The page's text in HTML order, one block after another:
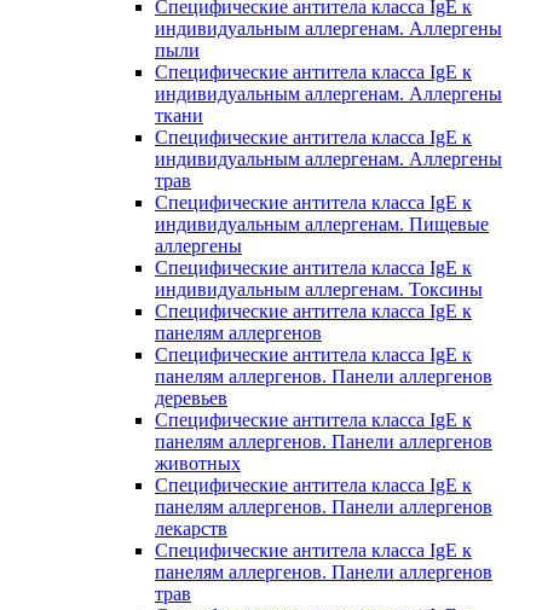
Специфические антитела класса IgE к
индивидуальным аллергенам. Аллергены
пыли
Специфические антитела класса IgE к
индивидуальным аллергенам. Аллергены
ткани
Специфические антитела класса IgE к
индивидуальным аллергенам. Аллергены
трав
Специфические антитела класса IgE к
индивидуальным аллергенам. Пищевые
аллергены
Специфические антитела класса IgE к
индивидуальным аллергенам. Токсины
Специфические антитела класса IgE к
панелям аллергенов
Специфические антитела класса IgE к
панелям аллергенов. Панели аллергенов
деревьев
Специфические антитела класса IgE к
панелям аллергенов. Панели аллергенов
животных
Специфические антитела класса IgE к
панелям аллергенов. Панели аллергенов
лекарств
Специфические антитела класса IgE к
панелям аллергенов. Панели аллергенов
трав